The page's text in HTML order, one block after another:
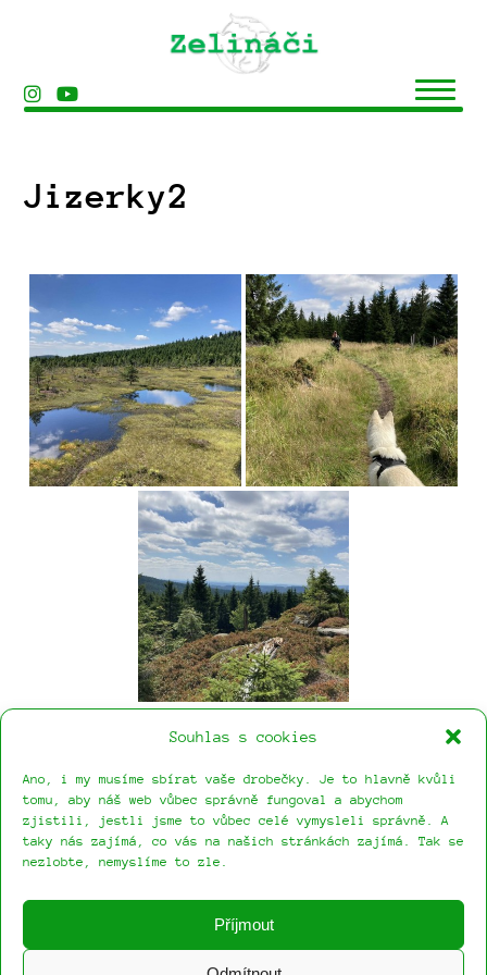
Souhlas s cookies
Ano, i my musíme sbírat vaše drobečky. Je to hlavně kvůli
tomu, aby náš web vůbec správně fungoval a abychom
zjistili, jestli jsme to vůbec celé vymysleli správně. A
taky nás zajímá, co vás na našich stránkách zajímá. Tak se
nezlobte, nemyslíme to zle.
Příjmout
Domů
Náš příběh
Cestopisy
Články
Jizerky2
Jizerky1 Jizerky3
Domů
Náš příběh
Mrkněte na náš Instagram